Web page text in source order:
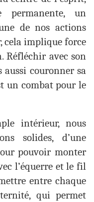
permanente, un
de nos actions
cela implique force
Réfléchir avec son
couronner sa
un combat pour le
intérieur, nous
solides, d’une
pouvoir monter
l’équerre et le fil
entre chaque
qui permet